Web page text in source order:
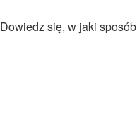
Dowiedz się, w jaki sposób